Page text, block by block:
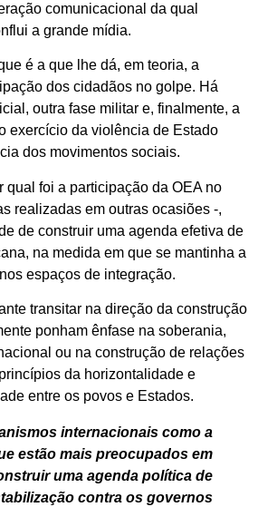
comunicacional da qual
a grande mídia.
é a que lhe dá, em teoria, a
dos cidadãos no golpe. Há
outra fase militar e, finalmente, a
exercício da violência de Estado
dos movimentos sociais.
qual foi a participação da OEA no
realizadas em outras ocasiões -,
de construir uma agenda efetiva de
na medida em que se mantinha a
espaços de integração.
transitar na direção da construção
ponham ênfase na soberania,
ou na construção de relações
da horizontalidade e
entre os povos e Estados.
internacionais como a
estão mais preocupados em
uma agenda política de
contra os governos